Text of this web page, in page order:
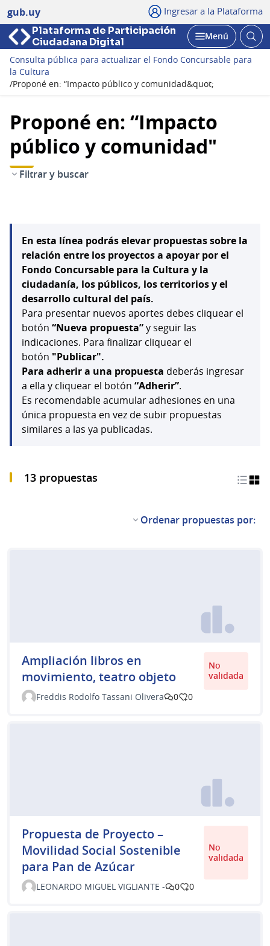
gub.uy Ingresar a la Plataforma
Plataforma de Participación
Ciudadana Digital
Abrir
Menú
Consulta pública para actualizar el Fondo Concursable para
la Cultura
/Proponé en: “Impacto público y comunidad&quot;
Proponé en: “Impacto
público y comunidad"
Filtrar y buscar
En esta línea podrás elevar propuestas sobre la
relación entre los proyectos a apoyar por el
Fondo Concursable para la Cultura y la
ciudadanía, los públicos, los territorios y el
desarrollo cultural del país.
Para presentar nuevos aportes debes cliquear el
botón “Nueva propuesta”y seguir las
indicaciones. Para finalizar cliquear el
botón "Publicar".
Para adherir a una propuesta deberás ingresar
a ella y cliquear el botón “Adherir”.
Es recomendable acumular adhesiones en una
única propuesta en vez de subir propuestas
similares a las ya publicadas.
13 propuestas
Ordenar propuestas por:
Ampliación libros en
movimiento, teatro objeto
No
validada
Freddis Rodolfo Tassani Olivera
0 0
Propuesta de Proyecto –
Movilidad Social Sostenible
para Pan de Azúcar
No
validada
LEONARDO MIGUEL VIGLIANTE - 0 0